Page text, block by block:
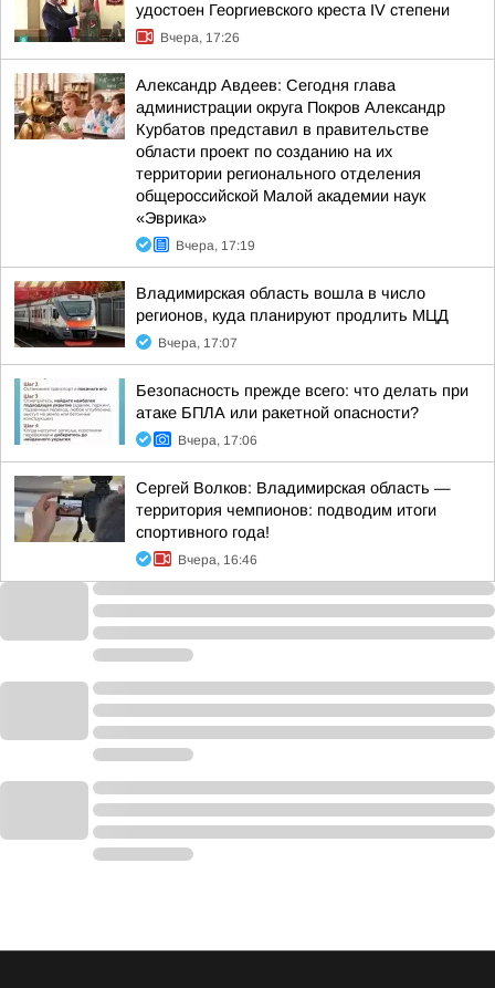
удостоен Георгиевского креста IV степени
Вчера, 17:26
Александр Авдеев: Сегодня глава
администрации округа Покров Александр
Курбатов представил в правительстве
области проект по созданию на их
территории регионального отделения
общероссийской Малой академии наук
«Эврика»
Вчера, 17:19
Владимирская область вошла в число
регионов, куда планируют продлить МЦД
Вчера, 17:07
Безопасность прежде всего: что делать при
атаке БПЛА или ракетной опасности?
Вчера, 17:06
Сергей Волков: Владимирская область —
территория чемпионов: подводим итоги
спортивного года!
Вчера, 16:46